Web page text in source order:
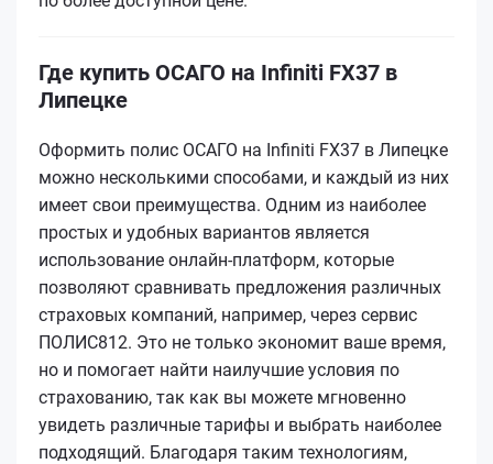
Где купить ОСАГО на Infiniti FX37 в
Липецке
Оформить полис ОСАГО на Infiniti FX37 в Липецке
можно несколькими способами, и каждый из них
имеет свои преимущества. Одним из наиболее
простых и удобных вариантов является
использование онлайн-платформ, которые
позволяют сравнивать предложения различных
страховых компаний, например, через сервис
ПОЛИС812. Это не только экономит ваше время,
но и помогает найти наилучшие условия по
страхованию, так как вы можете мгновенно
увидеть различные тарифы и выбрать наиболее
подходящий. Благодаря таким технологиям,